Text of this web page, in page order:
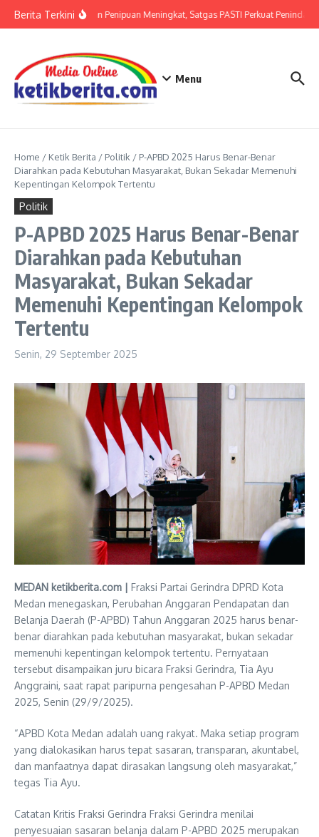
Berita TerkiniAncaman Penipuan Meningkat, Satgas PASTI Perkuat Penindakan
Menu
Home / Ketik Berita / Politik / P-APBD 2025 Harus Benar-Benar
Diarahkan pada Kebutuhan Masyarakat, Bukan Sekadar Memenuhi
Kepentingan Kelompok Tertentu
Politik
P-APBD 2025 Harus Benar-Benar
Diarahkan pada Kebutuhan
Masyarakat, Bukan Sekadar
Memenuhi Kepentingan Kelompok
Tertentu
Senin, 29 September 2025
MEDAN ketikberita.com | Fraksi Partai Gerindra DPRD Kota
Medan menegaskan, Perubahan Anggaran Pendapatan dan
Belanja Daerah (P-APBD) Tahun Anggaran 2025 harus benar-
benar diarahkan pada kebutuhan masyarakat, bukan sekadar
memenuhi kepentingan kelompok tertentu. Pernyataan
tersebut disampaikan juru bicara Fraksi Gerindra, Tia Ayu
Anggraini, saat rapat paripurna pengesahan P-APBD Medan
2025, Senin (29/9/2025).
“APBD Kota Medan adalah uang rakyat. Maka setiap program
yang dialokasikan harus tepat sasaran, transparan, akuntabel,
dan manfaatnya dapat dirasakan langsung oleh masyarakat,”
tegas Tia Ayu.
Catatan Kritis Fraksi Gerindra Fraksi Gerindra menilai
penyesuaian sasaran belanja dalam P-APBD 2025 merupakan